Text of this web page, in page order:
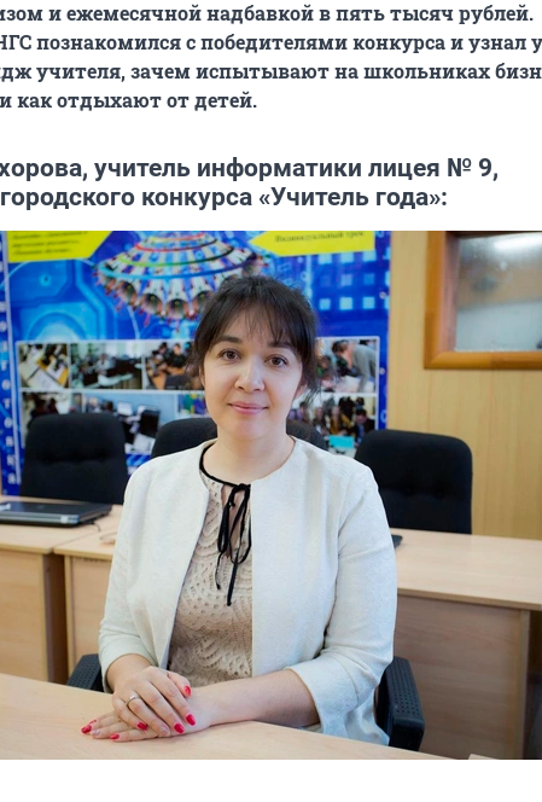
и ежемесячной надбавкой в пять тысяч рублей.
познакомился с победителями конкурса и узнал
учителя, зачем испытывают на школьниках
как отдыхают от детей.
учитель информатики лицея № 9,
конкурса «Учитель года»: